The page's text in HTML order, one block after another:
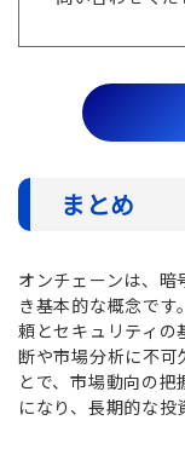
まとめ
オンチェーンは、暗
き基本的な概念で
頼とセキュリティの
断や市場分析に不可
とで、市場動向の
になり、長期的な投